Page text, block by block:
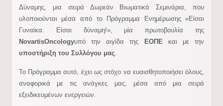
Δύναμης, μια σειρά Δωρεάν Βιωματικά Σεμινάρια, που
υλοποιούνται μέσα από το Πρόγραμμα Ενημέρωσης «Είσαι
Γυναίκα. Είσαι δύναμη!», μία πρωτοβουλία της
NovartisOncologyυπό την αιγίδα της ΕΟΠΕκαι με την
υποστήριξη του Συλλόγου μας.
Το Πρόγραμμα αυτό, έχει ως στόχο να ευαισθητοποιήσει όλους,
αναφορικά με τις ανάγκες μας, μέσα από μια σειρά
εξειδικευμένων ενεργειών.